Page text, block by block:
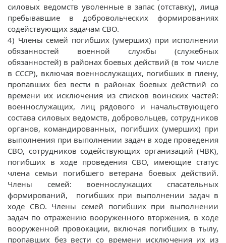
силовых ведомств уволенные в запас (отставку), лица
пребывавшие в добровольческих формированиях
содействующих задачам СВО.
4) Члены семей погибших (умерших) при исполнении
обязанностей военной службы (служебных
обязанностей) в районах боевых действий (в том числе
в СССР), включая военнослужащих, погибших в плену,
пропавших без вести в районах боевых действий со
времени их исключения из списков воинских частей:
военнослужащих, лиц рядового и начальствующего
состава силовых ведомств, добровольцев, сотрудников
органов, командированных, погибших (умерших) при
выполнения при выполнении задач в ходе проведения
СВО, сотрудников содействующих организаций (ЧВК),
погибших в ходе проведения СВО, имеющие статус
члена семьи погибшего ветерана боевых действий.
Члены семей: военнослужащих спасательных
формирований, погибших при выполнении задач в
ходе СВО. Члены семей погибших при выполнении
задач по отражению вооруженного вторжения, в ходе
вооруженной провокации, включая погибших в тылу,
пропавших без вести со времени исключения их из